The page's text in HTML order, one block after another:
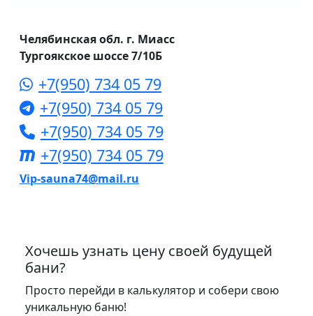
Челябинская обл. г. Миасс
Тургоякское шоссе 7/10Б
+7(950) 734 05 79
+7(950) 734 05 79
+7(950) 734 05 79
+7(950) 734 05 79
Vip-sauna74@mail.ru
Хочешь узнать цену своей будущей
бани?
Просто перейди в калькулятор и собери свою
уникальную баню!